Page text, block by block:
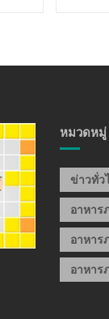
หมวดหมู่
ข่าวทั่ว
อาหาร
อาหาร
อาหาร